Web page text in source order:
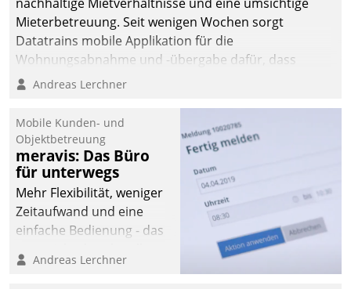
Mieterbetreuung. Seit wenigen Wochen sorgt
Datatrains mobile Applikation für die
Wohnungsabnahme und -übergabe dafür, dass
Mieter wohlgeordnet kommen und, so es sein muss,
Andreas Lerchner
Mobile Kunden- und
Objektbetreuung
meravis: Das Büro
für unterwegs
Mehr Flexibilität, weniger
Zeitaufwand und eine
einfache Bedienung - das
Cockpit für mobile
Andreas Lerchner